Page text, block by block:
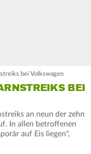
bei Volkswagen
BEI
an neun der zehn
In allen betroffenen
auf Eis liegen",